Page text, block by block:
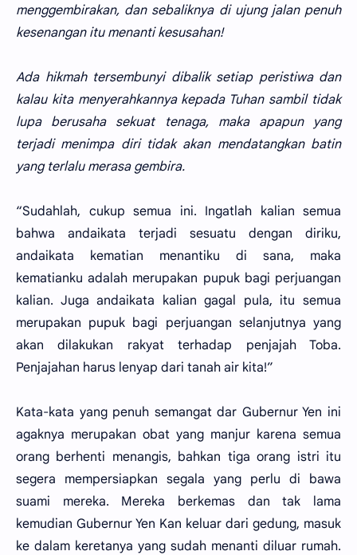
menggembirakan, dan sebaliknya di ujung jalan penuh
kesenangan itu menanti kesusahan!
Ada hikmah tersembunyi dibalik setiap peristiwa dan
kalau kita menyerahkannya kepada Tuhan sambil tidak
lupa berusaha sekuat tenaga, maka apapun yang
terjadi menimpa diri tidak akan mendatangkan batin
yang terlalu merasa gembira.
“Sudahlah, cukup semua ini. Ingatlah kalian semua
bahwa andaikata terjadi sesuatu dengan diriku,
andaikata kematian menantiku di sana, maka
kematianku adalah merupakan pupuk bagi perjuangan
kalian. Juga andaikata kalian gagal pula, itu semua
merupakan pupuk bagi perjuangan selanjutnya yang
akan dilakukan rakyat terhadap penjajah Toba.
Penjajahan harus lenyap dari tanah air kita!”
Kata-kata yang penuh semangat dar Gubernur Yen ini
agaknya merupakan obat yang manjur karena semua
orang berhenti menangis, bahkan tiga orang istri itu
segera mempersiapkan segala yang perlu di bawa
suami mereka. Mereka berkemas dan tak lama
kemudian Gubernur Yen Kan keluar dari gedung, masuk
ke dalam keretanya yang sudah menanti diluar rumah.